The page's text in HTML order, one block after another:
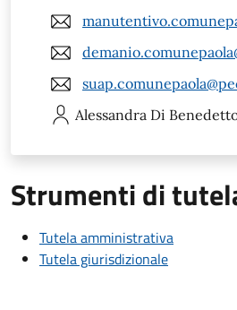
Alessandra Di
Strumenti di
Tutela amministrativa
Tutela giurisdizionale